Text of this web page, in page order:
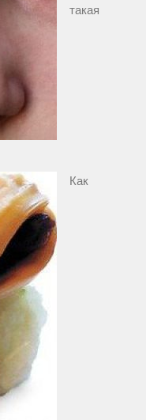
такая
Как